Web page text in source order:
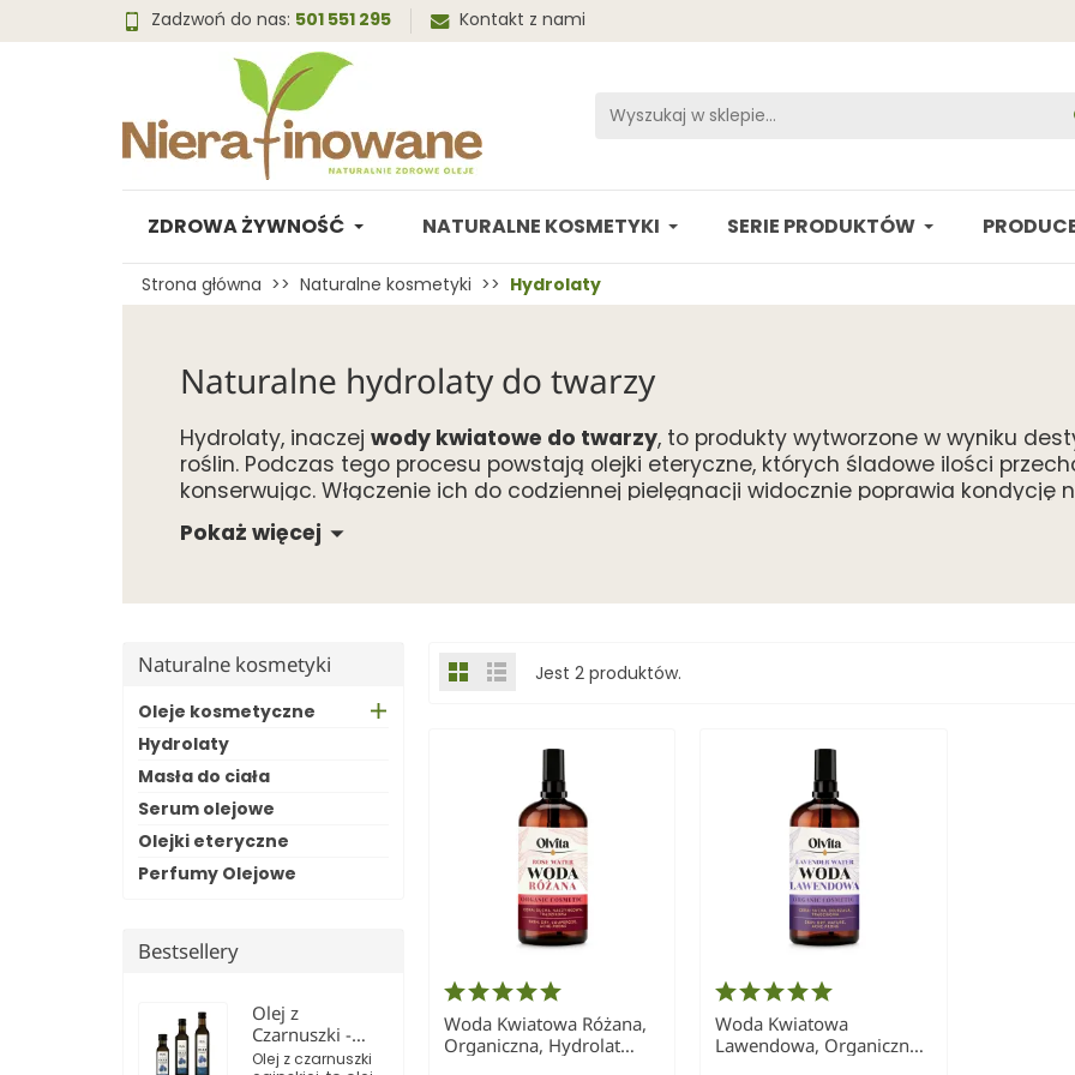
Zadzwoń do nas: 501 551 295 Kontakt z nami
ZDROWA ŻYWNOŚĆ NATURALNE KOSMETYKI SERIE PRODUKTÓW
Strona główna Naturalne kosmetyki Hydrolaty
Naturalne hydrolaty do twarzy
Hydrolaty, inaczej wody kwiatowe do twarzy, to produkty wytworzone w wyniku
roślin. Podczas tego procesu powstają olejki eteryczne, których śladowe ilości
konserwując. Włączenie ich do codziennej pielęgnacji widocznie poprawia kondycję
Pokaż więcej
Naturalne kosmetyki
Oleje kosmetyczne
Hydrolaty
Masła do ciała
Serum olejowe
Olejki eteryczne
Perfumy Olejowe
Bestsellery
Olej z
Czarnuszki -
zimnotłoczony,
Olej z czarnuszki
Jest 2 produktów.
Woda Kwiatowa Różana,
Organiczna, Hydrolat
Woda Kwiatowa
Lawendowa, Organiczna,